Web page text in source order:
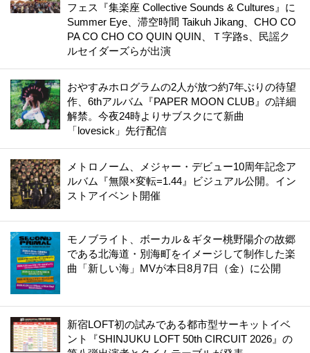
フェス『集楽座 Collective Sounds & Cultures』に
Summer Eye、滞空時間 Taikuh Jikang、CHO CO
PA CO CHO CO QUIN QUIN、Ｔ字路s、民謡ク
ルセイダーズらが出演
おやすみホログラムの2人が放つ約7年ぶりの待望
作、6thアルバム『PAPER MOON CLUB』の詳細
解禁。今夜24時よりサブスクにて新曲
「lovesick」先行配信
メトロノーム、メジャー・デビュー10周年記念ア
ルバム『無限×変転=1.44』ビジュアル公開。イン
ストアイベント開催
モノブライト、ボーカル＆ギター桃野陽介の故郷
である北海道・別海町をイメージして制作した楽
曲「新しい海」MVが本日8月7日（金）に公開
新宿LOFT初の試みである都市型サーキットイベ
ント『SHINJUKU LOFT 50th CIRCUIT 2026』の